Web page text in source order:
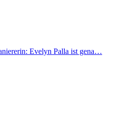
Evelyn Palla ist gena…